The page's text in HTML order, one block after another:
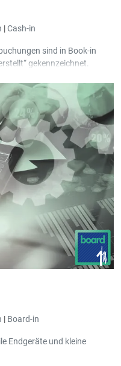
|Cash-in
sind in Book-in
gekennzeichnet.
| Board-in
Endgeräte und kleine